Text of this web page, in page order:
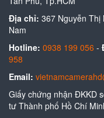
Địa chỉ: 367 Nguyễn Thị
Nam
Hotline: 0938 199 056 -
958
Email:
Giấy chứng nhận ĐKKD
tư Thành phố Hồ Chí